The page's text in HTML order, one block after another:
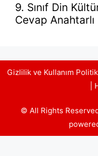
9. Sınıf Din
Cevap Anahtarlı
Gizlilik ve Kullanım
© All Rights